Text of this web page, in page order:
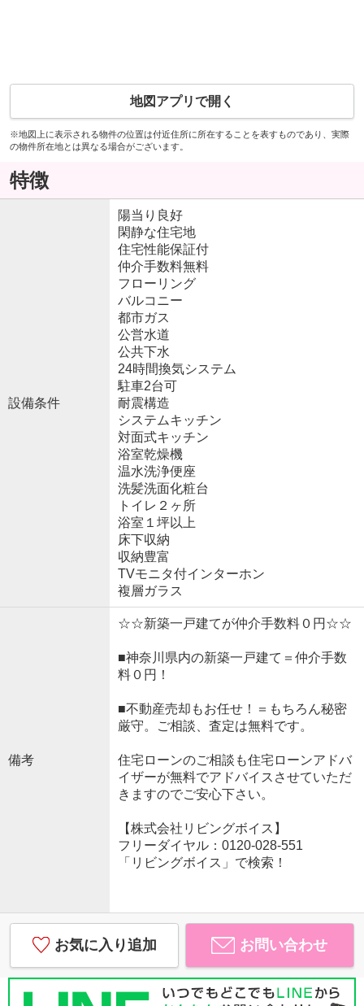
地図アプリで開く
※地図上に表示される物件の位置は付近住所に所在することを表すものであり、実際
の物件所在地とは異なる場合がございます。
特徴
設備条件
陽当り良好
閑静な住宅地
住宅性能保証付
仲介手数料無料
フローリング
バルコニー
都市ガス
公営水道
公共下水
24時間換気システム
駐車2台可
耐震構造
システムキッチン
対面式キッチン
浴室乾燥機
温水洗浄便座
洗髪洗面化粧台
トイレ２ヶ所
浴室１坪以上
床下収納
収納豊富
TVモニタ付インターホン
複層ガラス
備考
☆☆新築一戸建てが仲介手数料０円☆☆
■神奈川県内の新築一戸建て＝仲介手数
料０円！
■不動産売却もお任せ！＝もちろん秘密
厳守。ご相談、査定は無料です。
住宅ローンのご相談も住宅ローンアドバ
イザーが無料でアドバイスさせていただ
きますのでご安心下さい。
【株式会社リビングボイス】
フリーダイヤル：0120-028-551
「リビングボイス」で検索！
お気に入り追加 お問い合わせ